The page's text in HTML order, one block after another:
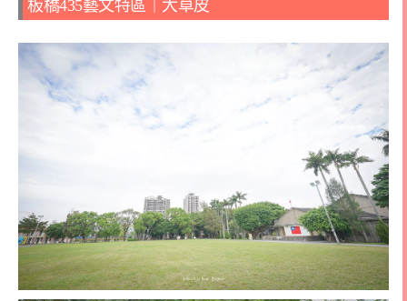
板橋435藝文特區｜大草皮